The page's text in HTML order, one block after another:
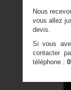
Nous
vous allez
devis.
Si vous
contacter
téléphone :